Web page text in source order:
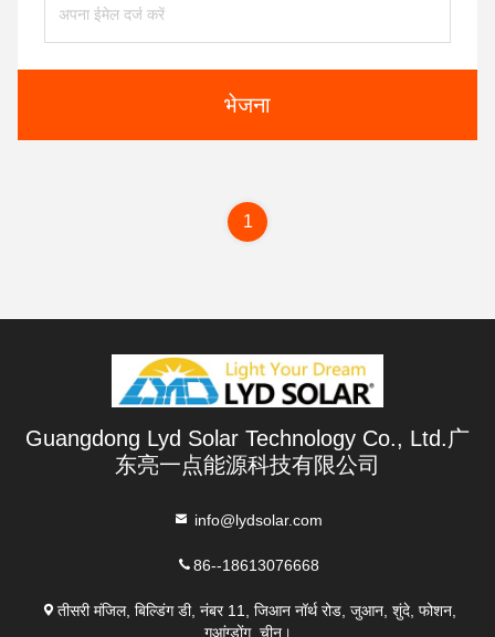
भेजना
1
Guangdong Lyd Solar Technology Co., Ltd.广
东亮一点能源科技有限公司
info@lydsolar.com
86--18613076668
तीसरी मंजिल, बिल्डिंग डी, नंबर 11, जिआन नॉर्थ रोड, जुआन, शुंदे, फोशन,
गुआंग्डोंग, चीन।